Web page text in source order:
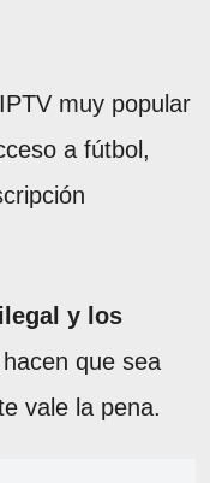
muy popular
a fútbol,
y los
hacen que sea
vale la pena.